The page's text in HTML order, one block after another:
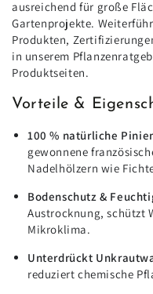
ausreichend für große
Gartenprojekte.
Produkten,
in unserem
Produktseiten.
Vorteile &
100 % natürliche
gewonnene
Nadelhölzern wie
Bodenschutz &
Austrocknung, schützt
Mikroklima.
Unterdrückt
reduziert chemische